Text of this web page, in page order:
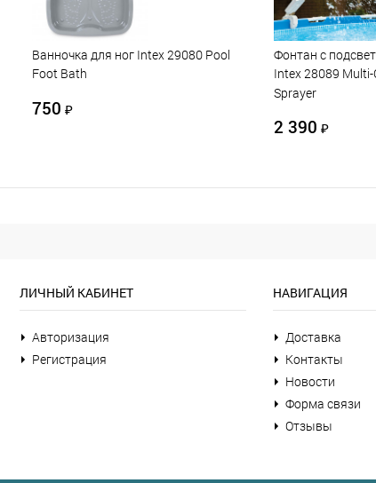
Ванночка для ног Intex 29080 Pool
Foot Bath
750 ₽
Фонтан с
Intex 28089 Multi-
Sprayer
2 390 ₽
ЛИЧНЫЙ КАБИНЕТ
Авторизация
Регистрация
НАВИГАЦИЯ
Доставка
Контакты
Новости
Форма связи
Отзывы